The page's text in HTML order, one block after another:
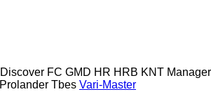
Discover FC GMD HR HRB KNT Manager
Prolander Tbes Vari-Master